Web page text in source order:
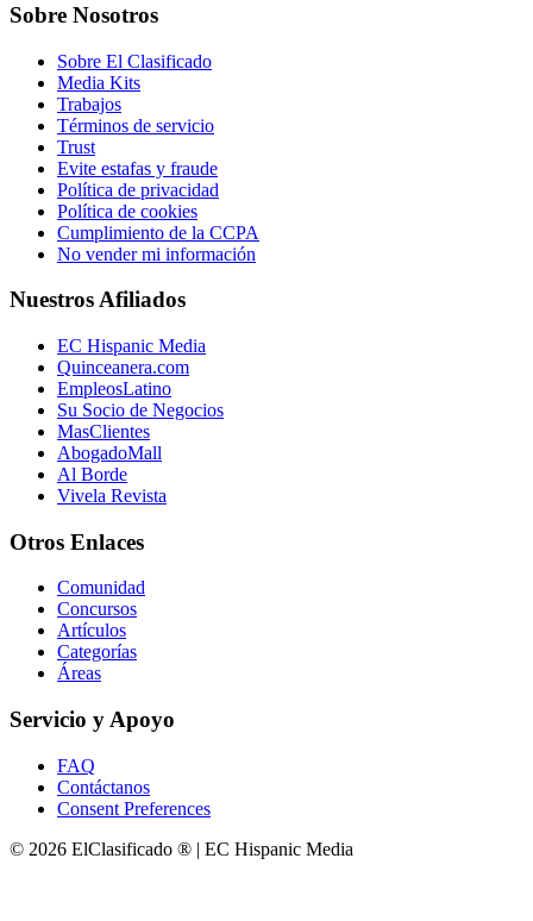
Sobre Nosotros
Sobre El Clasificado
Media Kits
Trabajos
Términos de servicio
Trust
Evite estafas y fraude
Política de privacidad
Política de cookies
Cumplimiento de la CCPA
No vender mi información
Nuestros Afiliados
EC Hispanic Media
Quinceanera.com
EmpleosLatino
Su Socio de Negocios
MasClientes
AbogadoMall
Al Borde
Vivela Revista
Otros Enlaces
Comunidad
Concursos
Artículos
Categorías
Áreas
Servicio y Apoyo
FAQ
Contáctanos
Consent Preferences
© 2026 ElClasificado ® | EC Hispanic Media